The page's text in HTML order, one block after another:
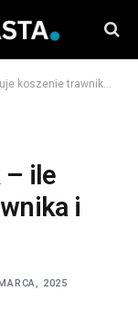
i co wpływa na cenę?
– ile
i
2025